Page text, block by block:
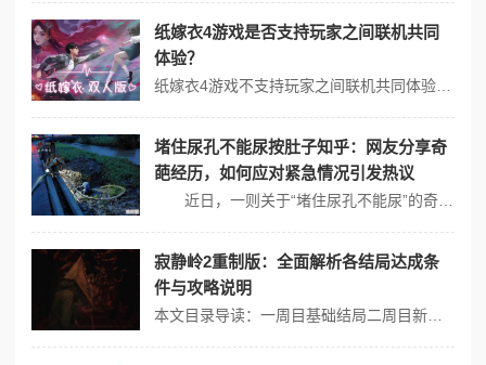
纸嫁衣4游戏是否支持玩家之间联机共同
体验？
堵住尿孔不能尿按肚子知乎：网友分享奇
葩经历，如何应对紧急情况引发热议
寂静岭2重制版：全面解析各结局达成条
件与攻略说明